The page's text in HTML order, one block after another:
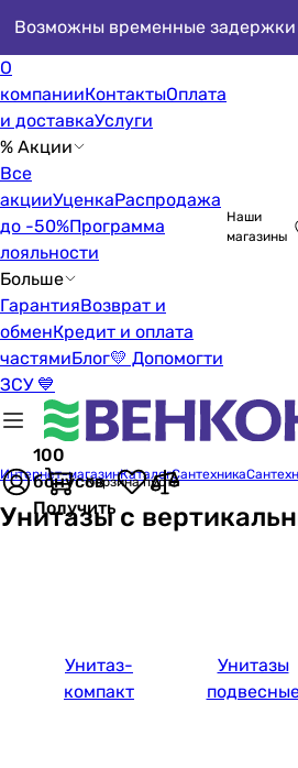
Возможны временные задержки
О
компанииКонтактыОплата
и доставкаУслуги
% Акции
Все
акцииУценкаРаспродажа
до -50%Программа
лояльности
Больше
ГарантияВозврат и
обменКредит и оплата
частямиБлог💛 Допомогти
ЗСУ 💙
Наши
магазины
100
бонусов
Получить
Корзина пуста
Интернет-магазинКаталогСантехника
Унитазы с
Унитаз-
компакт
Унитазы